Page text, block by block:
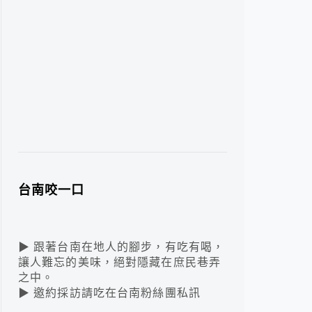
台南咬一口
▶ 跟著台南在地人的腳步，有吃有喝，
讓人難忘的美味，絕對隱藏在庶民巷弄
之中。
▶ 邀約採訪請吃在台南粉絲團私訊